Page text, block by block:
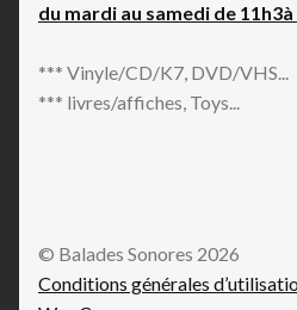
du mardi au samedi de 11h3à
*** Vinyle/CD/K7, DVD/VHS...
*** livres/affiches, Toys...
© Balades Sonores 2026
Conditions générales